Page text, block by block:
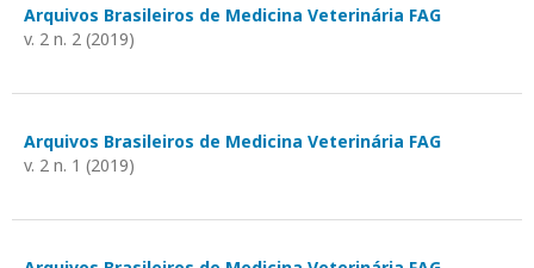
Arquivos Brasileiros de Medicina Veterinária FAG
v. 2 n. 2 (2019)
Arquivos Brasileiros de Medicina Veterinária FAG
v. 2 n. 1 (2019)